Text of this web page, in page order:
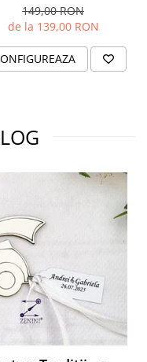
149,00 RON
de la 139,00 RON